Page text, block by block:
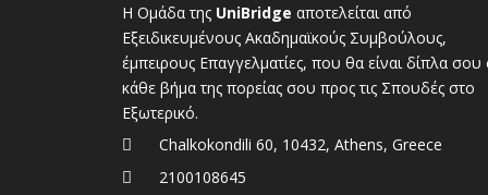
Η Ομάδα της UniBridge αποτελείται από
Εξειδικευμένους Ακαδημαϊκούς Συμβούλους,
έμπειρους Επαγγελματίες, που θα είναι δίπλα σου
κάθε βήμα της πορείας σου προς τις Σπουδές στο
Εξωτερικό.
Chalkokondili 60, 10432, Athens, Greece
2100108645